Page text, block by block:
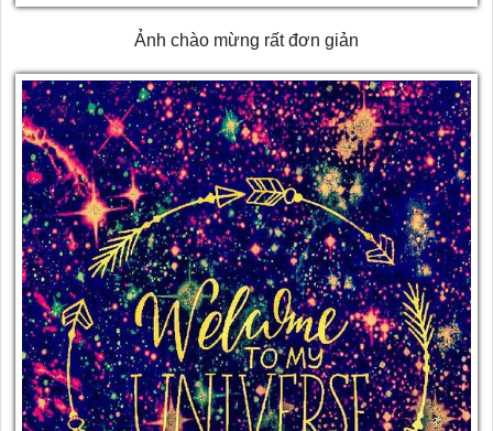
Ảnh chào mừng rất đơn giản